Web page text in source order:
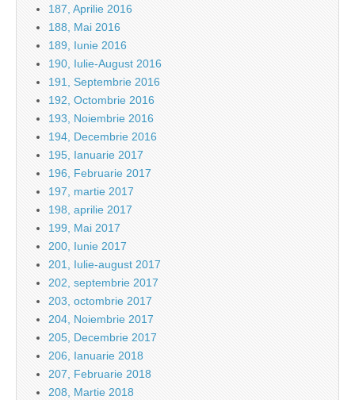
187, Aprilie 2016
188, Mai 2016
189, Iunie 2016
190, Iulie-August 2016
191, Septembrie 2016
192, Octombrie 2016
193, Noiembrie 2016
194, Decembrie 2016
195, Ianuarie 2017
196, Februarie 2017
197, martie 2017
198, aprilie 2017
199, Mai 2017
200, Iunie 2017
201, Iulie-august 2017
202, septembrie 2017
203, octombrie 2017
204, Noiembrie 2017
205, Decembrie 2017
206, Ianuarie 2018
207, Februarie 2018
208, Martie 2018